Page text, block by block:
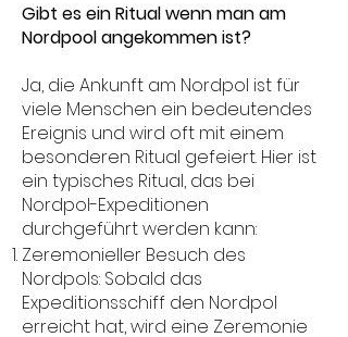
Gibt es ein Ritual wenn man am
Nordpool angekommen ist?
Ja, die Ankunft am Nordpol ist für
viele Menschen ein bedeutendes
Ereignis und wird oft mit einem
besonderen Ritual gefeiert. Hier ist
ein typisches Ritual, das bei
Nordpol-Expeditionen
durchgeführt werden kann:
Zeremonieller Besuch des
Nordpols: Sobald das
Expeditionsschiff den Nordpol
erreicht hat, wird eine Zeremonie